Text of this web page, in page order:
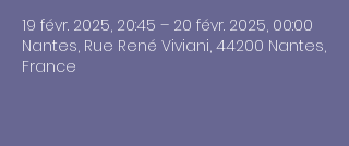
19 févr. 2025, 20:45 – 20 févr. 2025, 00:00
Nantes, Rue René Viviani, 44200 Nantes,
France